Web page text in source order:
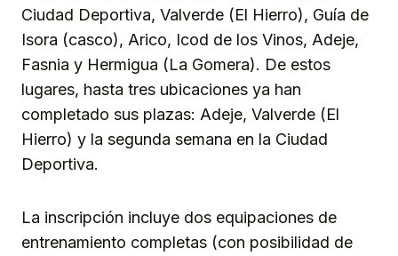
Ciudad Deportiva, Valverde (El Hierro), Guía de
Isora (casco), Arico, Icod de los Vinos, Adeje,
Fasnia y Hermigua (La Gomera). De estos
lugares, hasta tres ubicaciones ya han
completado sus plazas: Adeje, Valverde (El
Hierro) y la segunda semana en la Ciudad
Deportiva.
La inscripción incluye dos equipaciones de
entrenamiento completas (con posibilidad de